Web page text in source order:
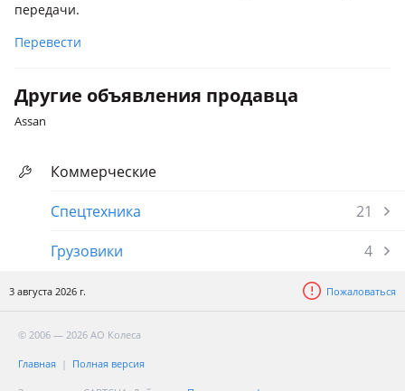
передачи.
Перевести
Другие объявления продавца
Assan
Коммерческие
Спецтехника
21
Грузовики
4
3 августа 2026 г. Пожаловаться
© 2006 — 2026 АО Колеса
Главная Полная версия